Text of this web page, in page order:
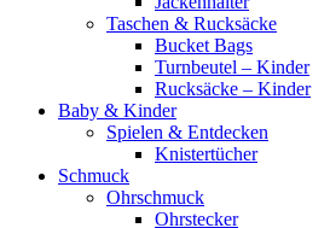
Taschen & Rucksäcke
Bucket Bags
Turnbeutel – Kinder
Rucksäcke – Kinder
Baby & Kinder
Spielen & Entdecken
Knistertücher
Schmuck
Ohrschmuck
Ohrstecker